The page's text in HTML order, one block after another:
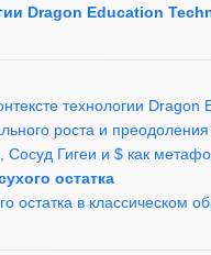
Dragon Education
технологии Dragon
роста и
Гигеи и $ как
остатка
остатка в классическом